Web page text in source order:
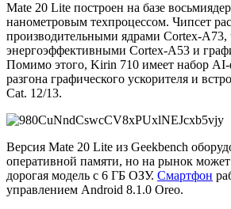
Mate 20 Lite построен на базе
нанометровым техпроцессом. Чипсет
производительными ядрами Cortex-A73,
энергоэффективными Cortex-A53 и
Помимо этого, Kirin 710 имеет набор
разгона графического ускорителя и
Cat. 12/13.
Версия Mate 20 Lite из Geekbench
оперативной памяти, но на рынок
дорогая модель с 6 ГБ ОЗУ. Смартфон
управлением Android 8.1.0 Oreo.